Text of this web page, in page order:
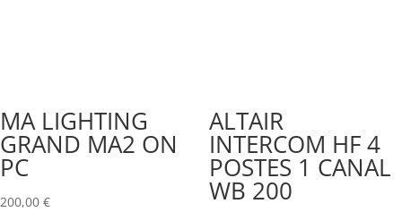
MA LIGHTING
GRAND MA2 ON
PC
200,00 €
ALTAIR
INTERCOM HF 4
POSTES 1 CANAL
WB 200